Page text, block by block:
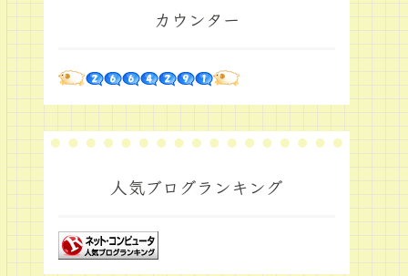
カウンター
人気ブログランキング